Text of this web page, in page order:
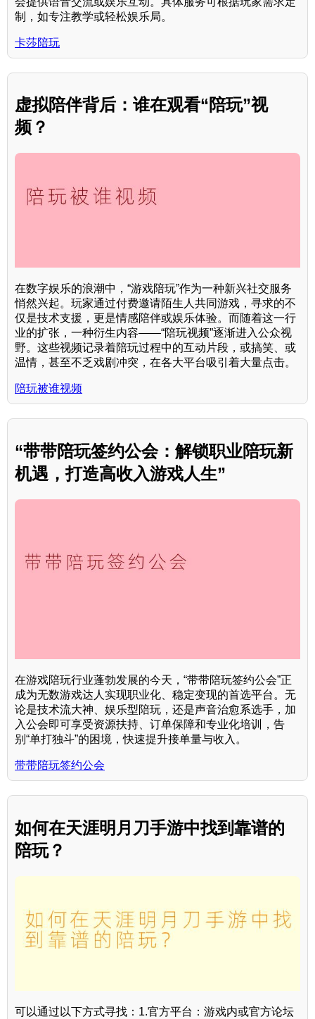
制，如专注教学或轻松娱乐局。
卡莎陪玩
虚拟陪伴背后：谁在观看“陪玩”视
频？
在数字娱乐的浪潮中，“游戏陪玩”作为一种新兴社交服务
悄然兴起。玩家通过付费邀请陌生人共同游戏，寻求的不
仅是技术支援，更是情感陪伴或娱乐体验。而随着这一行
业的扩张，一种衍生内容——“陪玩视频”逐渐进入公众视
野。这些视频记录着陪玩过程中的互动片段，或搞笑、或
温情，甚至不乏戏剧冲突，在各大平台吸引着大量点击。
陪玩被谁视频
“带带陪玩签约公会：解锁职业陪玩新
机遇，打造高收入游戏人生”
在游戏陪玩行业蓬勃发展的今天，“带带陪玩签约公会”正
成为无数游戏达人实现职业化、稳定变现的首选平台。无
论是技术流大神、娱乐型陪玩，还是声音治愈系选手，加
入公会即可享受资源扶持、订单保障和专业化培训，告
别“单打独斗”的困境，快速提升接单量与收入。
带带陪玩签约公会
如何在天涯明月刀手游中找到靠谱的
陪玩？
可以通过以下方式寻找：1.官方平台：游戏内或官方论坛